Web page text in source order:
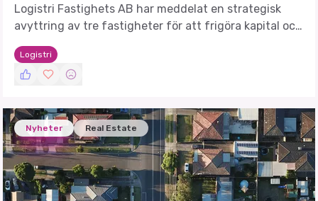
Logistri Fastighets AB har meddelat en strategisk
avyttring av tre fastigheter för att frigöra kapital och
resurser för framtida investeringar.
Logistri
Nyheter Real Estate